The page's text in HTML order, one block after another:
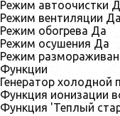
Режим автоочистки
Режим вентиляции Да
Режим обогрева Да
Режим осушения Да
Режим
Функции
Генератор холодной
Функция ионизации
Функция 'Теплый